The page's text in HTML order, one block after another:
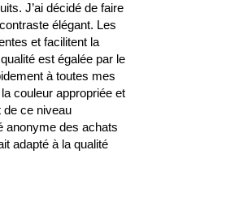
J’ai décidé de faire
élégant. Les
et facilitent la
est égalée par le
à toutes mes
couleur appropriée et
de ce niveau
anonyme des achats
adapté à la qualité